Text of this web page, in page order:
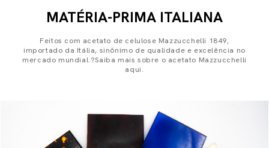
MATÉRIA-PRIMA ITALIANA
Feitos com acetato de celulose Mazzucchelli 1849,
importado da Itália, sinônimo de qualidade e excelência no
mercado mundial.?Saiba mais sobre o acetato Mazzucchelli
aqui.